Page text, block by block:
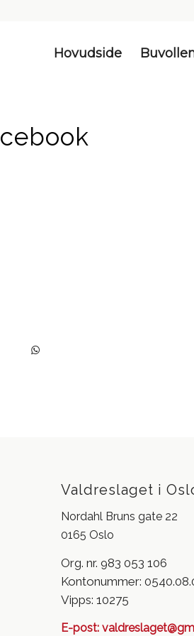
Hovudside
Valdreslaget i
Nordahl Bruns gate 22
0165 Oslo
Org. nr. 983 053 106
Kontonummer:
Vipps: 10275
E-post: